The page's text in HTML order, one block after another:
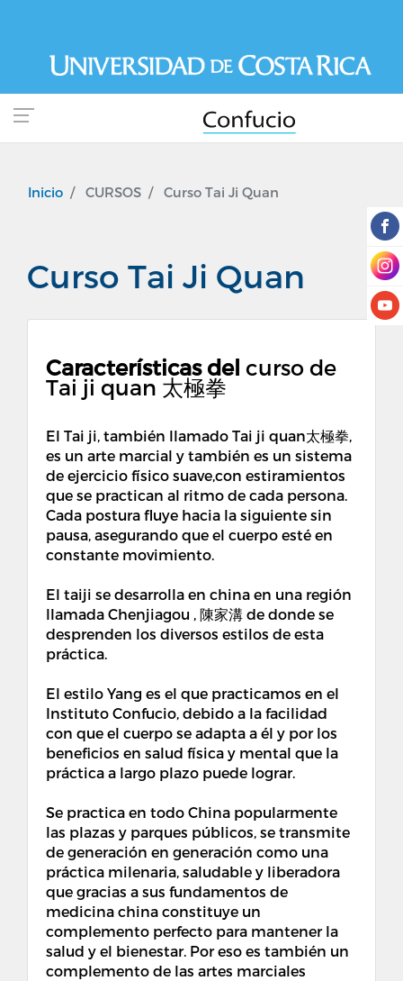
contenido
principal
Inicio CURSOS Curso Tai Ji Quan
Curso Tai Ji Quan
Características del curso de
Tai ji quan 太極拳
El Tai ji, también llamado Tai ji quan太極拳,
es un arte marcial y también es un sistema
de ejercicio físico suave,con estiramientos
que se practican al ritmo de cada persona.
Cada postura fluye hacia la siguiente sin
pausa, asegurando que el cuerpo esté en
constante movimiento.
El taiji se desarrolla en china en una región
llamada Chenjiagou , 陳家溝 de donde se
desprenden los diversos estilos de esta
práctica.
El estilo Yang es el que practicamos en el
Instituto Confucio, debido a la facilidad
con que el cuerpo se adapta a él y por los
beneficios en salud física y mental que la
práctica a largo plazo puede lograr.
Se practica en todo China popularmente
las plazas y parques públicos, se transmite
de generación en generación como una
práctica milenaria, saludable y liberadora
que gracias a sus fundamentos de
medicina china constituye un
complemento perfecto para mantener la
salud y el bienestar. Por eso es también un
complemento de las artes marciales